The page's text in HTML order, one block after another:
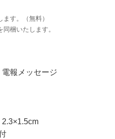
す。（無料）
梱いたします。
報メッセージ